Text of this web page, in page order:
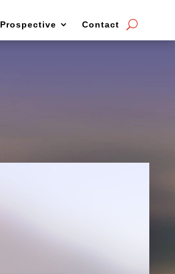
Prospective Contact